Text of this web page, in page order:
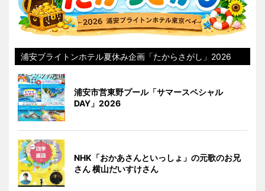
浦安ブライトンホテル夏休み企画「たからさがし」2026
浦安市営東野プール「サマースペシャル
DAY」2026
NHK「おかあさんといっしょ」の元歌のお兄
さん 横山だいすけさん